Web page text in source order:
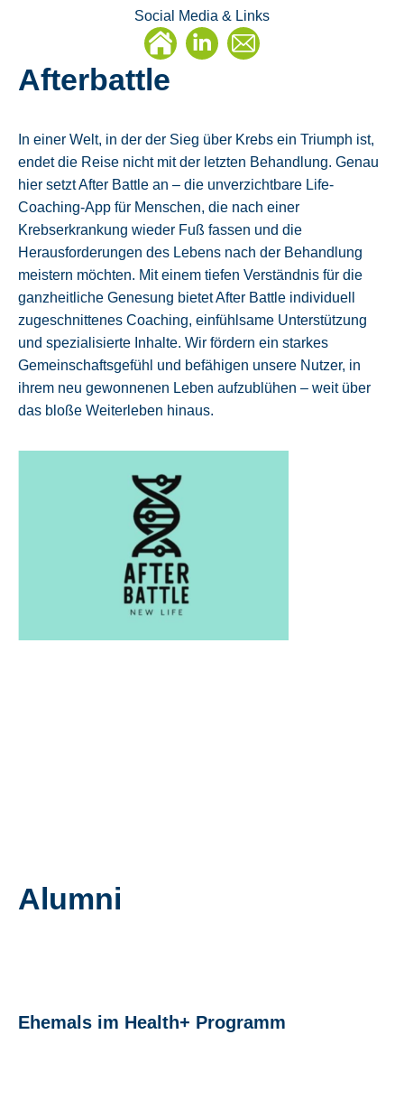
Social Media & Links
Linkedin
E-
Afterbattle
In einer Welt, in der der Sieg über Krebs ein Triumph ist,
endet die Reise nicht mit der letzten Behandlung. Genau
hier setzt After Battle an – die unverzichtbare Life-
Coaching-App für Menschen, die nach einer
Krebserkrankung wieder Fuß fassen und die
Herausforderungen des Lebens nach der Behandlung
meistern möchten. Mit einem tiefen Verständnis für die
ganzheitliche Genesung bietet After Battle individuell
zugeschnittenes Coaching, einfühlsame Unterstützung
und spezialisierte Inhalte. Wir fördern ein starkes
Gemeinschaftsgefühl und befähigen unsere Nutzer, in
ihrem neu gewonnenen Leben aufzublühen – weit über
das bloße Weiterleben hinaus.
Alumni
Ehemals im Health+ Programm